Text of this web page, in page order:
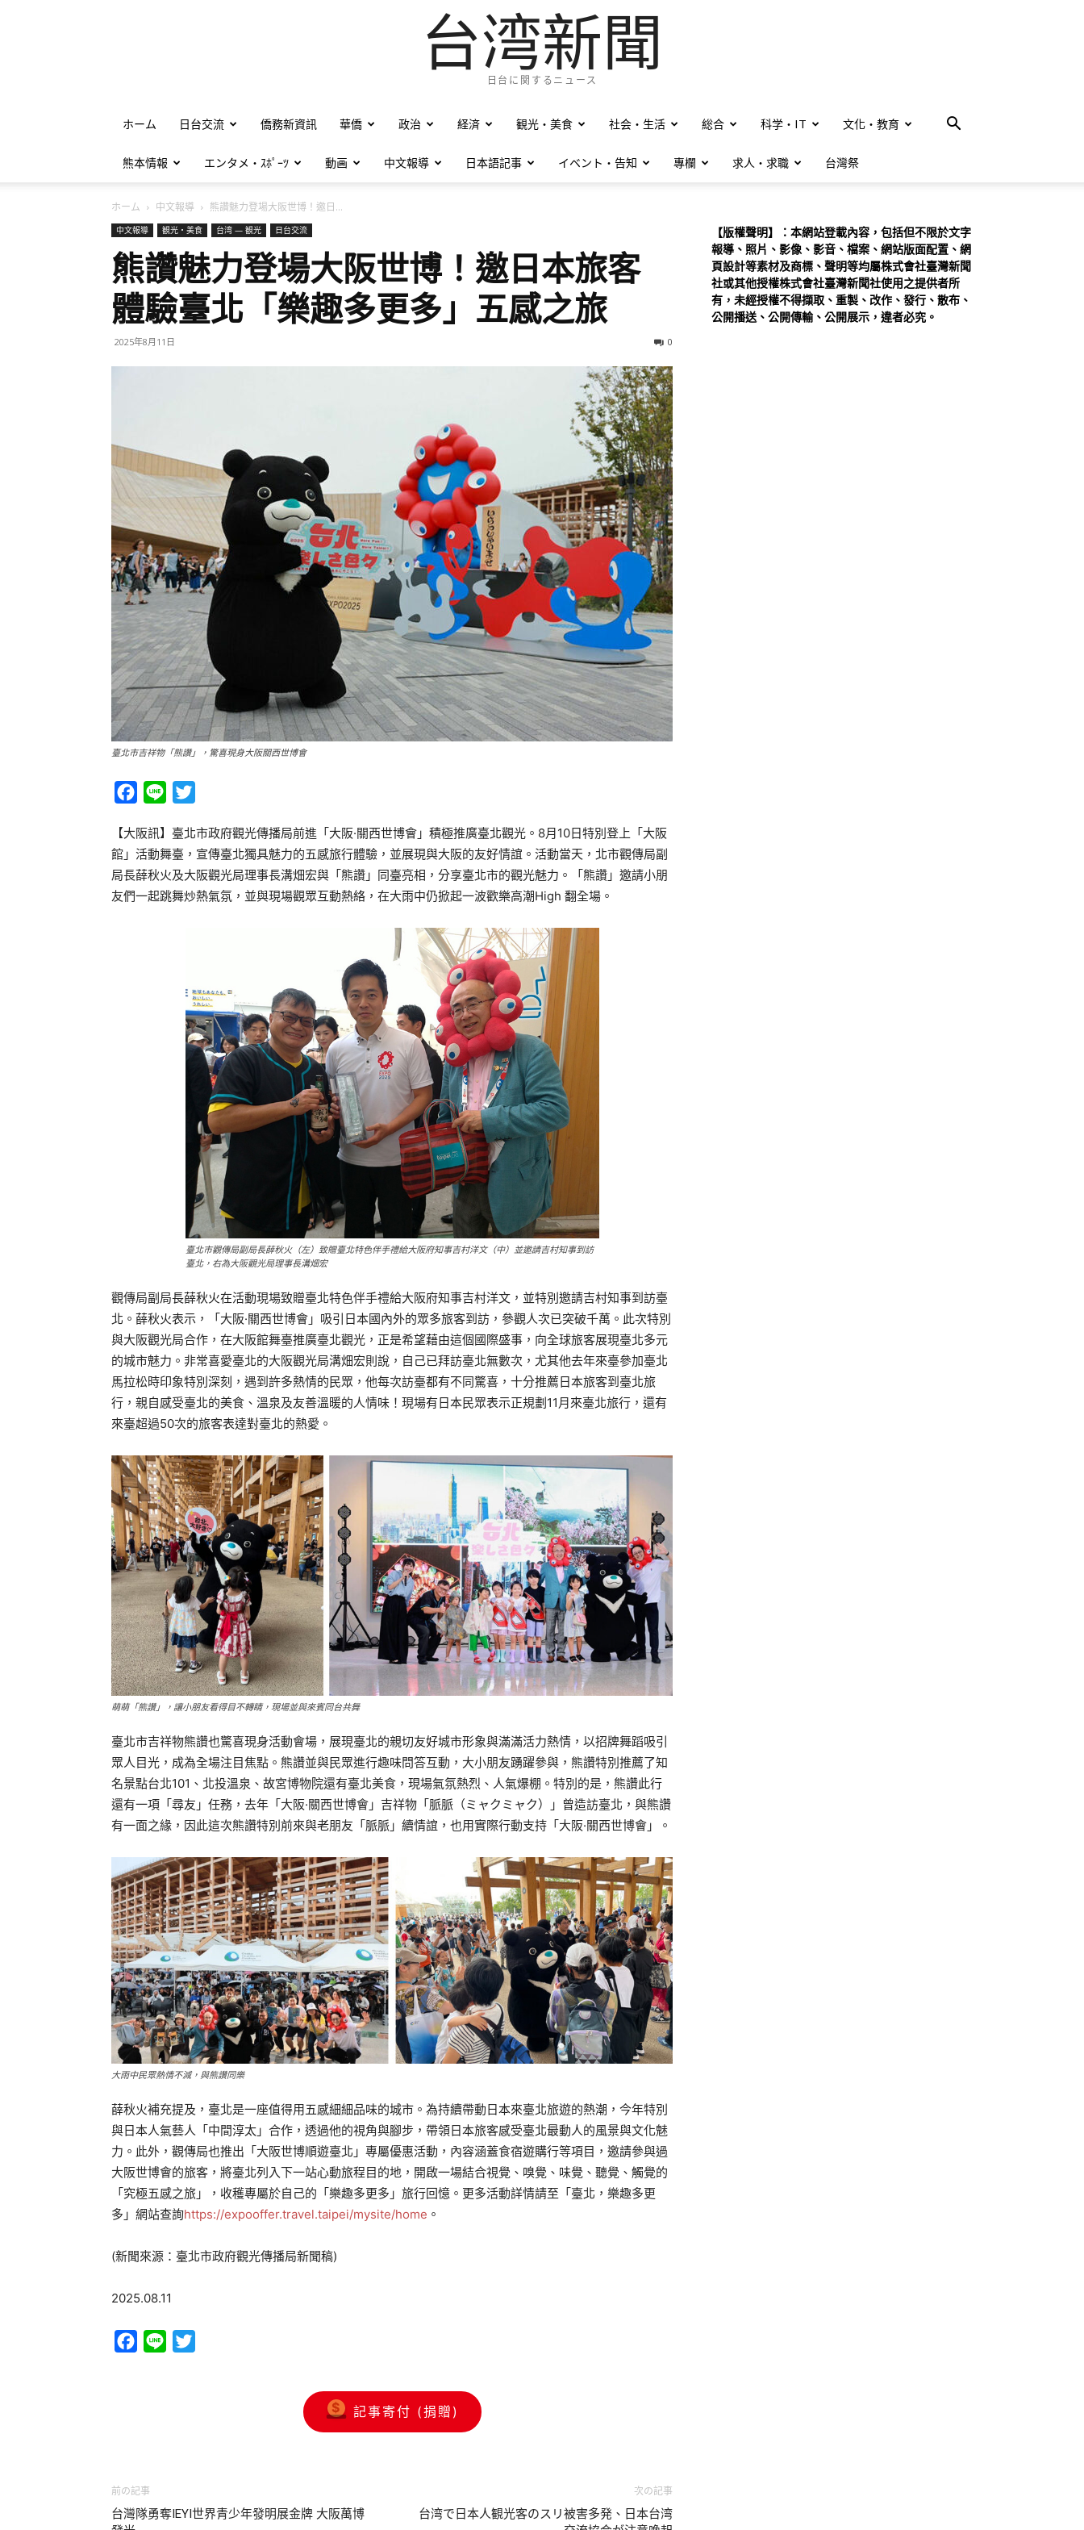
台湾新聞
日台に関するニュース
ホーム 日台交流 僑務新資訊 華僑 政治 経済 観光・美食 社会・生活 総合 科学・IT 文化・教育
熊本情報 エンタメ・ｽﾎﾟｰﾂ 動画 中文報導 日本語記事 イベント・告知 專欄 求人・求職 台灣祭
ホーム 中文報導 熊讚魅力登場大阪世博！邀日...
中文報導 観光・美食 台湾 — 観光 日台交流
熊讚魅力登場大阪世博！邀日本旅客
體驗臺北「樂趣多更多」五感之旅
2025年8月11日 0
臺北市吉祥物「熊讚」，驚喜現身大阪關西世博會
Facebook
Line
【大阪訊】臺北市政府觀光傳播局前進「大阪·關西世博會」積極推廣臺北觀光。8月10日特別登上「大阪
館」活動舞臺，宣傳臺北獨具魅力的五感旅行體驗，並展現與大阪的友好情誼。活動當天，北市觀傳局副
局長薛秋火及大阪觀光局理事長溝畑宏與「熊讚」同臺亮相，分享臺北市的觀光魅力。「熊讚」邀請小朋
友們一起跳舞炒熱氣氛，並與現場觀眾互動熱絡，在大雨中仍掀起一波歡樂高潮High 翻全場。
臺北市觀傳局副局長薛秋火（左）致贈臺北特色伴手禮給大阪府知事吉村洋文（中）並邀請吉村知事到訪
臺北，右為大阪觀光局理事長溝畑宏
觀傳局副局長薛秋火在活動現場致贈臺北特色伴手禮給大阪府知事吉村洋文，並特別邀請吉村知事到訪臺
北。薛秋火表示，「大阪·關西世博會」吸引日本國內外的眾多旅客到訪，參觀人次已突破千萬。此次特別
與大阪觀光局合作，在大阪館舞臺推廣臺北觀光，正是希望藉由這個國際盛事，向全球旅客展現臺北多元
的城市魅力。非常喜愛臺北的大阪觀光局溝畑宏則說，自己已拜訪臺北無數次，尤其他去年來臺參加臺北
馬拉松時印象特別深刻，遇到許多熱情的民眾，他每次訪臺都有不同驚喜，十分推薦日本旅客到臺北旅
行，親自感受臺北的美食、溫泉及友善溫暖的人情味！現場有日本民眾表示正規劃11月來臺北旅行，還有
來臺超過50次的旅客表達對臺北的熱愛。
萌萌「熊讚」，讓小朋友看得目不轉睛，現場並與來賓同台共舞
臺北市吉祥物熊讚也驚喜現身活動會場，展現臺北的親切友好城市形象與滿滿活力熱情，以招牌舞蹈吸引
眾人目光，成為全場注目焦點。熊讚並與民眾進行趣味問答互動，大小朋友踴躍參與，熊讚特別推薦了知
名景點台北101、北投溫泉、故宮博物院還有臺北美食，現場氣氛熱烈、人氣爆棚。特別的是，熊讚此行
還有一項「尋友」任務，去年「大阪·關西世博會」吉祥物「脈脈（ミャクミャク）」曾造訪臺北，與熊讚
有一面之緣，因此這次熊讚特別前來與老朋友「脈脈」續情誼，也用實際行動支持「大阪·關西世博會」。
大雨中民眾熱情不減，與熊讚同樂
薛秋火補充提及，臺北是一座值得用五感細細品味的城市。為持續帶動日本來臺北旅遊的熱潮，今年特別
與日本人氣藝人「中間淳太」合作，透過他的視角與腳步，帶領日本旅客感受臺北最動人的風景與文化魅
力。此外，觀傳局也推出「大阪世博順遊臺北」專屬優惠活動，內容涵蓋食宿遊購行等項目，邀請參與過
大阪世博會的旅客，將臺北列入下一站心動旅程目的地，開啟一場結合視覺、嗅覺、味覺、聽覺、觸覺的
「究極五感之旅」，收穫專屬於自己的「樂趣多更多」旅行回憶。更多活動詳情請至「臺北，樂趣多更
多」網站查詢https://expooffer.travel.taipei/mysite/home 。
(新聞來源：臺北市政府觀光傳播局新聞稿)
2025.08.11
Facebook
Line
記事寄付 (捐贈)
前の記事
台灣隊勇奪IEYI世界青少年發明展金牌 大阪萬博
次の記事
台湾で日本人観光客のスリ被害多発、日本台湾
【版權聲明】：本網站登載內容，包括但不限於文字
報導、照片、影像、影音、檔案、網站版面配置、網
頁設計等素材及商標、聲明等均屬株式會社臺灣新聞
社或其他授權株式會社臺灣新聞社使用之提供者所
有，未經授權不得擷取、重製、改作、發行、散布、
公開播送、公開傳輸、公開展示，違者必究。